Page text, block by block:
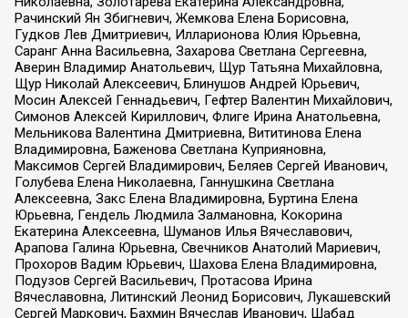
Рачинский Ян Збигневич, Жемкова Елена Борисовна,
Гудков Лев Дмитриевич, Илларионова Юлия Юрьевна,
Саранг Анна Васильевна, Захарова Светлана Сергеевна,
Аверин Владимир Анатольевич, Щур Татьяна Михайловна,
Щур Николай Алексеевич, Блинушов Андрей Юрьевич,
Мосин Алексей Геннадьевич, Гефтер Валентин Михайлович,
Симонов Алексей Кириллович, Флиге Ирина Анатольевна,
Мельникова Валентина Дмитриевна, Вититинова Елена
Владимировна, Баженова Светлана Куприяновна,
Максимов Сергей Владимирович, Беляев Сергей Иванович,
Голубева Елена Николаевна, Ганнушкина Светлана
Алексеевна, Закс Елена Владимировна, Буртина Елена
Юрьевна, Гендель Людмила Залмановна, Кокорина
Екатерина Алексеевна, Шуманов Илья Вячеславович,
Арапова Галина Юрьевна, Свечников Анатолий Мариевич,
Прохоров Вадим Юрьевич, Шахова Елена Владимировна,
Подузов Сергей Васильевич, Протасова Ирина
Вячеславовна, Литинский Леонид Борисович, Лукашевский
Сергей Маркович, Бахмин Вячеслав Иванович, Шабад